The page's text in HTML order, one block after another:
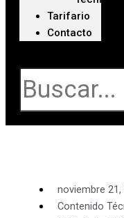
Tarifario
Contacto
noviembre 21,
Contenido